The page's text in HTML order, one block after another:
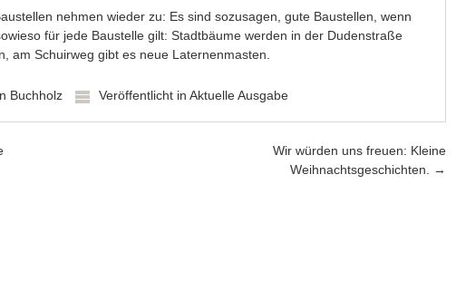
nehmen wieder zu: Es sind sozusagen, gute Baustellen, wenn
für jede Baustelle gilt: Stadtbäume werden in der Dudenstraße
am Schuirweg gibt es neue Laternenmasten.
Buchholz Veröffentlicht in Aktuelle Ausgabe
Wir würden uns freuen: Kleine
Weihnachtsgeschichten.
→